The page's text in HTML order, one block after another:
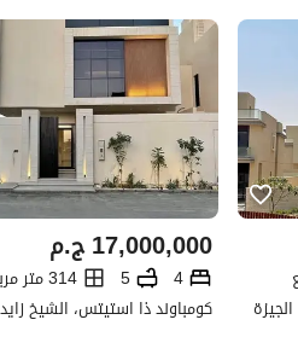
ج.م17,000,000
4
5
314 متر مربع
كومباوند ذا استيتس، الشيخ